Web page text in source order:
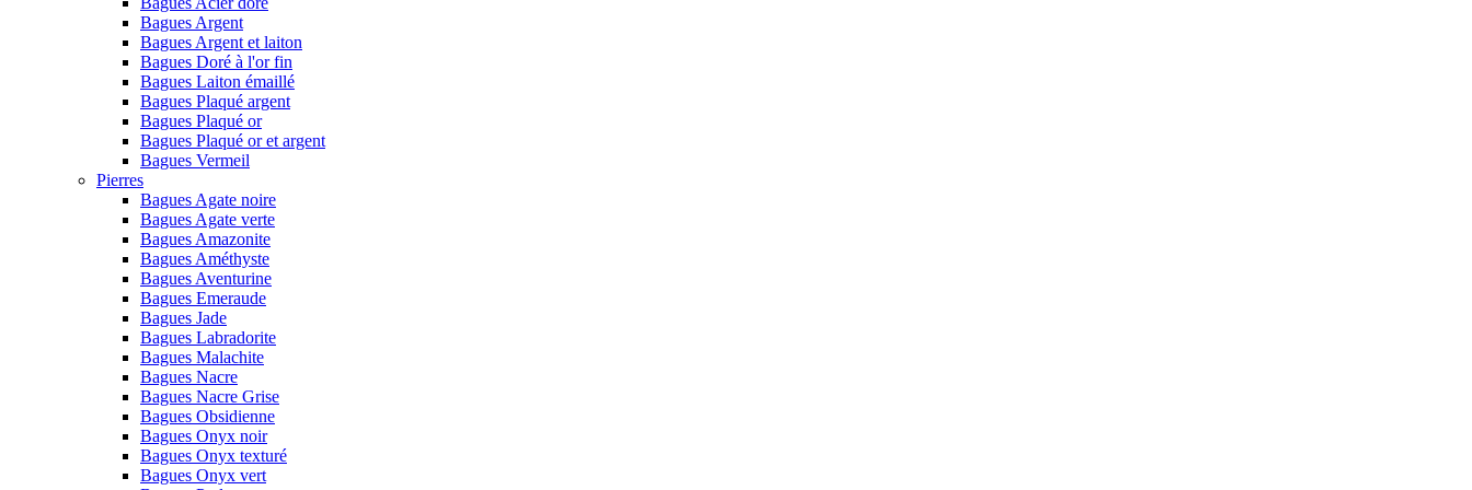
Bagues Argent
Bagues Argent et laiton
Bagues Doré à l'or fin
Bagues Laiton émaillé
Bagues Plaqué argent
Bagues Plaqué or
Bagues Plaqué or et argent
Bagues Vermeil
Pierres
Bagues Agate noire
Bagues Agate verte
Bagues Amazonite
Bagues Améthyste
Bagues Aventurine
Bagues Emeraude
Bagues Jade
Bagues Labradorite
Bagues Malachite
Bagues Nacre
Bagues Nacre Grise
Bagues Obsidienne
Bagues Onyx noir
Bagues Onyx texturé
Bagues Onyx vert